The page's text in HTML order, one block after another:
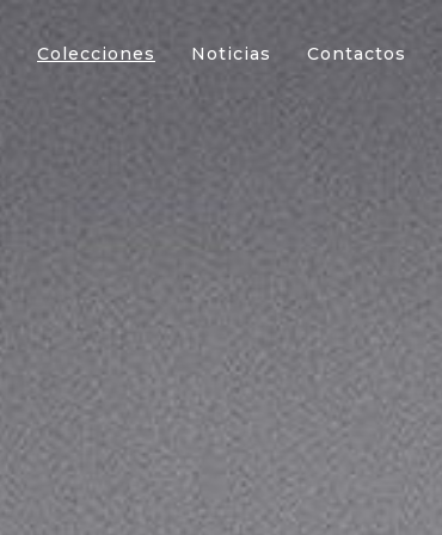
Colecciones Noticias Contactos